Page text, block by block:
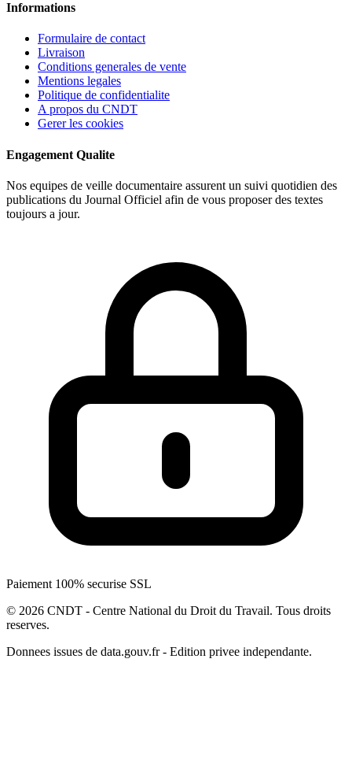
Informations
Formulaire de contact
Livraison
Conditions generales de vente
Mentions legales
Politique de confidentialite
A propos du CNDT
Gerer les cookies
Engagement Qualite
Nos equipes de veille documentaire assurent un suivi quotidien des
publications du Journal Officiel afin de vous proposer des textes
toujours a jour.
Paiement 100% securise SSL
© 2026 CNDT - Centre National du Droit du Travail. Tous droits
reserves.
Donnees issues de data.gouv.fr - Edition privee independante.